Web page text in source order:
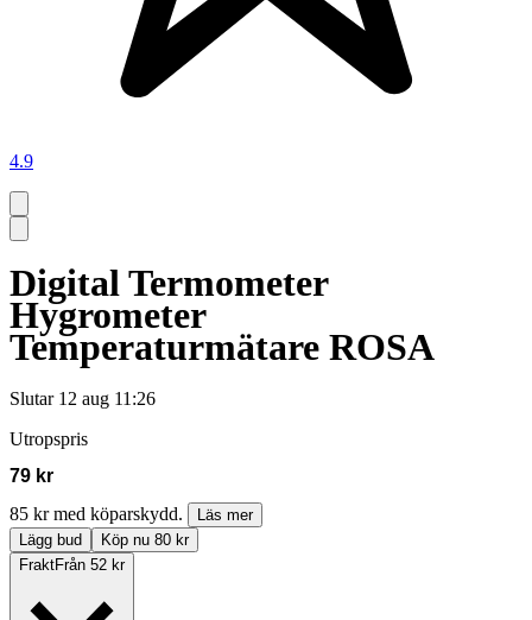
4.9
Digital Termometer
Hygrometer
Temperaturmätare ROSA
Slutar 12 aug 11:26
Utropspris
79 kr
85 kr med köparskydd.
Läs mer
Lägg bud
Köp nu 80 kr
FraktFrån 52 kr